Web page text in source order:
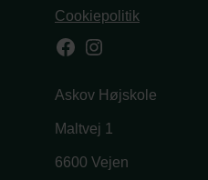
Cookiepolitik
Facebook
Instagram
Askov Højskole
Maltvej 1
6600 Vejen